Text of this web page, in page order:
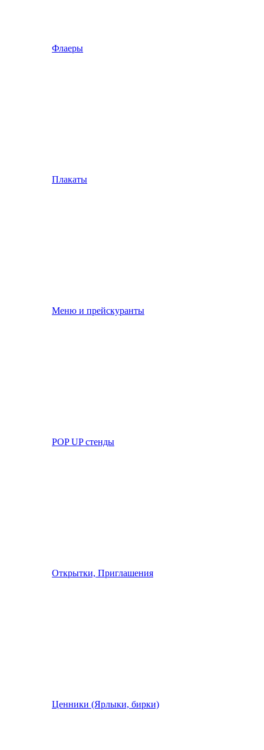
Флаеры
Плакаты
Меню и прейскуранты
POP UP стенды
Открытки, Приглашения
Ценники (Ярлыки, бирки)